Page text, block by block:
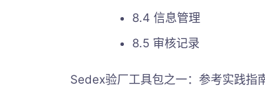
8.4 信息管理
8.5 审核记录
Sedex验厂工具包之一：参考实践指